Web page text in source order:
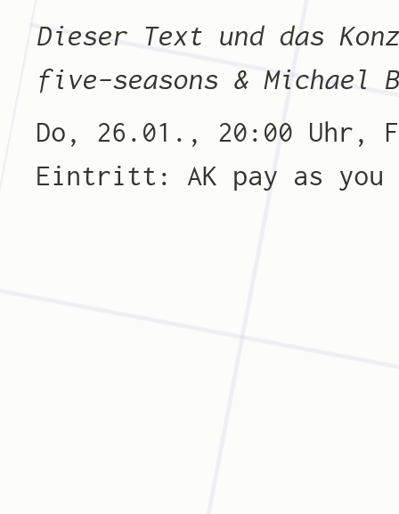
Dieser Text und das
five-seasons & Michael
Do, 26.01., 20:00 Uhr,
Eintritt: AK pay as you